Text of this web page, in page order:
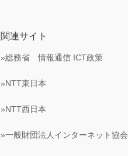
関連サイト
»総務省 情報通信 ICT政策
»NTT東日本
»NTT西日本
»一般財団法人インターネット協会